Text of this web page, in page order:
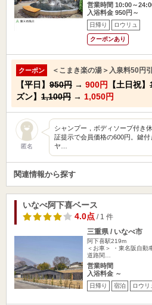
営業時間 10:00～
入浴料金 950円～
日帰り ロウリュ
クーポンあり
クーポン ＜こまき楽の湯＞入泉料50円
【平日】 950円 → 900円 【土日祝】
ズン】 1,100円 → 1,050円
匿名
シャンプー，ボディソープ付き
証提示で会員価格の600円。鍵
ヤ…
関連情報から探す
いなべ阿下喜ベース
4.0点/ 1 件
三重県 / いなべ市
阿下喜駅219m
＜お車＞ ・東名阪自動
道路関…
営業時間
入浴料金 ～
日帰り 宿泊 ロウリ